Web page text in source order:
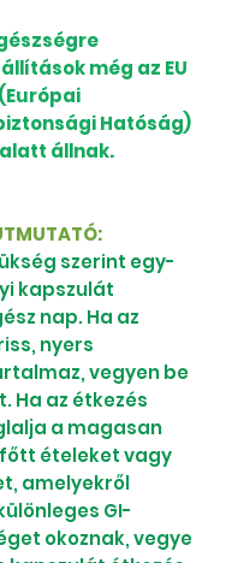
még az EU
(Európai
Hatóság)
állnak.
szerint egy-
kapszulát
nap. Ha az
nyers
vegyen be
Ha az étkezés
a magasan
ételeket vagy
amelyekről
GI-
okoznak, vegye